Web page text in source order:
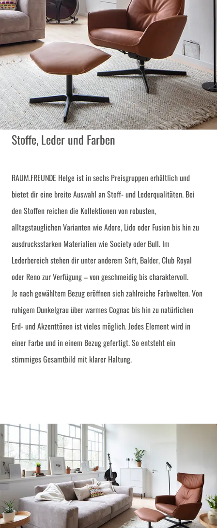
Stoffe, Leder und Farben
RAUM.FREUNDE Helge ist in sechs Preisgruppen erhältlich und
bietet dir eine breite Auswahl an Stoff- und Lederqualitäten. Bei
den Stoffen reichen die Kollektionen von robusten,
alltagstauglichen Varianten wie Adore, Lido oder Fusion bis hin zu
ausdrucksstarken Materialien wie Society oder Bull. Im
Lederbereich stehen dir unter anderem Soft, Balder, Club Royal
oder Reno zur Verfügung – von geschmeidig bis charaktervoll.
Je nach gewähltem Bezug eröffnen sich zahlreiche Farbwelten. Von
ruhigem Dunkelgrau über warmes Cognac bis hin zu natürlichen
Erd- und Akzenttönen ist vieles möglich. Jedes Element wird in
einer Farbe und in einem Bezug gefertigt. So entsteht ein
stimmiges Gesamtbild mit klarer Haltung.